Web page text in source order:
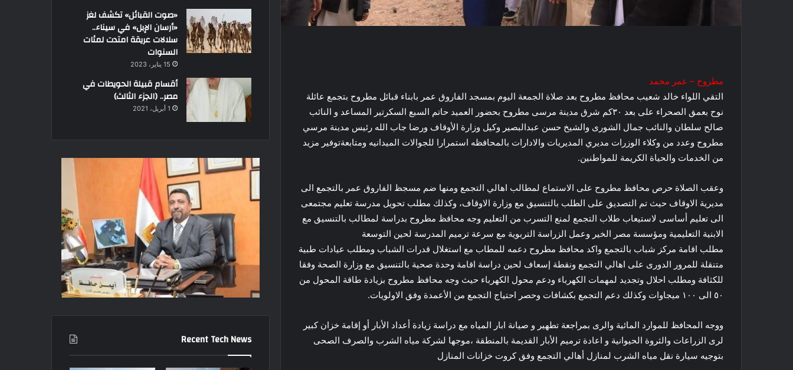
مطروح – عمر محمد
التقي اللواء خالد شعيب محافظ مطروح بعد صلاة الجمعة اليوم بمسجد الفاروق عمر بابناء قبائل مطروح بتجمع عائلة
نوح بعمق الصحراء على بعد ٣٠كم شرق مدينة مرسى مطروح بحضور العميد حاتم السبع السكرتير المساعد و النائب
صالح سلطان والنائب جمال الشورى والشيخ حسن عبدالبصير وكيل وزارة الأوقاف ورضا جاب الله رئيس مدينة مرسي
مطروح وعدد من وكلاء الوزرات مديري المديريات والادارات بالمحافظه استمرارا للجوالات الميدانيه ومتابعةتوفير مزيد
من الخدمات والحياة الكريمة للمواطنين.
وعقب الصلاة حرص محافظ مطروح على الاستماع لمطالب اهالي التجمع ومنها ضم مسجظ الفاروق عمر بالتجمع الى
مديرية الاوقاف حيث تم التصديق على الطلب بالتنسيق مع وزارة الاوقاف، وكذلك مطلب تحويل مدرسة تعليم مجتمعى
الى تعليم أساسى لاستيعاب طلاب التجمع لمنع التسرب من التعليم وجه محافظ مطروح بدراسة لمطالب بالتنسيق مع
الابنية التعليمية ومؤسسة مصر الخير وعمل الزراسة التربوية مع سرعة ترميم المدرسة لحين التوسعة
مطلب اقامة مركز شباب بالتجمع واكد محافظ مطروح دعمه للمطاب مع استغلال قدرات الشباب ومطلب عيادات طبية
متنقلة للمرور الدورى على اهالي التجمع ونقطة إسعاف لحين دراسة اقامة وحدة صحية بالتنسيق مع وزارة الصحة وفقا
للكثافة ومطلب احلال وتجديد لمهمات الكهرباء ودعم محول الكهرباء حيث وجه محافظ مطروح بزيادة طاقة المحول من
٥٠ الى ١٠٠ ميجاوات وكذلك دعم التجمع بكشافات وحصر احتياج التجمع من الأعمدة وفق الاولويات.
ووجه المحافظ للموارد المائية والرى بمراجعة تطهير و صيانة ابار المياه مع دراسة زيادة أعداد الأبار أو إقامة خزان كبير
لرى الزراعات والثروة الحيوانية و اعادة ترميم الأبار القديمة بالمنطقة ،موجها لشركة مياه الشرب والصرف الصحى
بتوجيه سيارة نقل مياه الشرب لمنازل أهالي التجمع وفق كروت خزانات المنازل
«صوت القبائل» تكشف لغز
«أرسان الإبل» في سيناء..
سلالات عريقة امتدت لمئات
السنوات
15 يناير، 2023
أقسام قبيلة الحويطات في
مصر.. (الجزء الثالث)
1 أبريل، 2021
Recent Tech News